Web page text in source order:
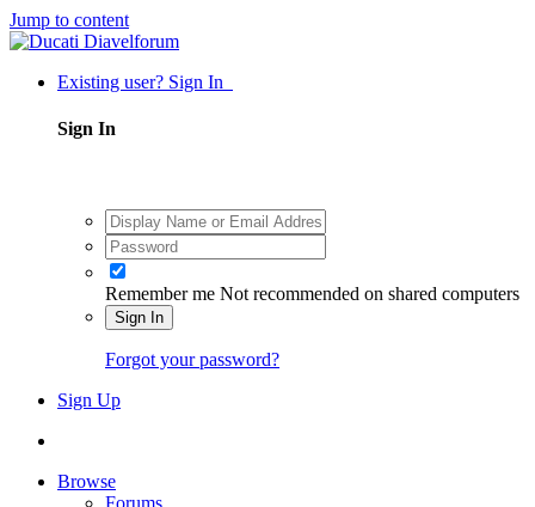
Jump to content
Existing user? Sign In
Sign In
Remember me Not recommended on shared computers
Sign In
Forgot your password?
Sign Up
Browse
Forums